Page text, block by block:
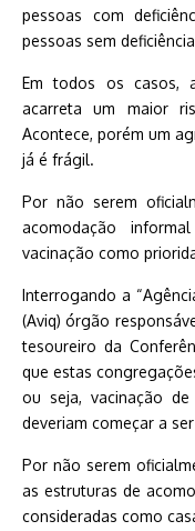
pessoas com
pessoas sem
Em todos os casos,
acarreta um maior
Acontece, porém um
já é frágil.
Por não serem
acomodação
vacinação como
Interrogando a
(Aviq) órgão
tesoureiro da
que estas
ou seja, vacinação
deveriam começar a
Por não serem
as estruturas de
consideradas como